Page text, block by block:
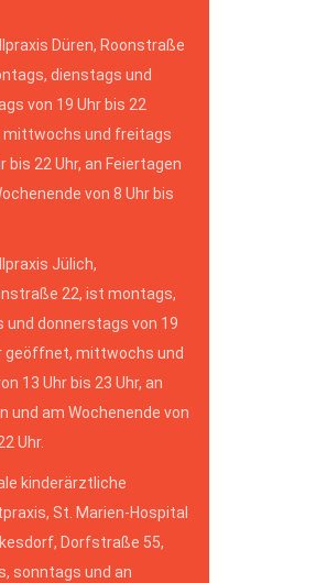
Düren, Roonstraße
dienstags und
von 19 Uhr bis 22
und freitags
bis 22 Uhr, an Feiertagen
von 8 Uhr bis
Jülich,
22, ist montags,
und donnerstags von 19
geöffnet, mittwochs und
13 Uhr bis 23 Uhr, an
und am Wochenende von
Uhr.
kinderärztliche
St. Marien-Hospital
Dorfstraße 55,
sonntags und an